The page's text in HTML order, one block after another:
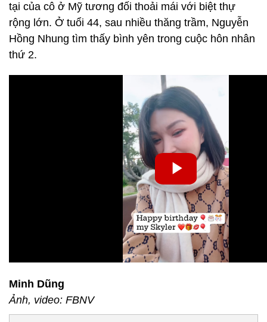
tại của cô ở Mỹ tương đối thoải mái với biệt thự
rộng lớn. Ở tuổi 44, sau nhiều thăng trầm, Nguyễn
Hồng Nhung tìm thấy bình yên trong cuộc hôn nhân
thứ 2.
Minh Dũng
Ảnh, video: FBNV